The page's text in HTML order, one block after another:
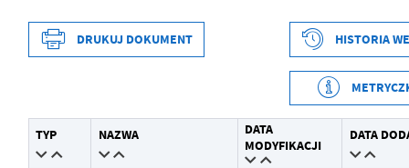
2026-04-13 15:24:19
Wytworzył Grzegorz Łękowski
DRUKUJ DOKUMENT HISTORIA
TYP NAZWA
DATA
MODYFIKACJI
DATA